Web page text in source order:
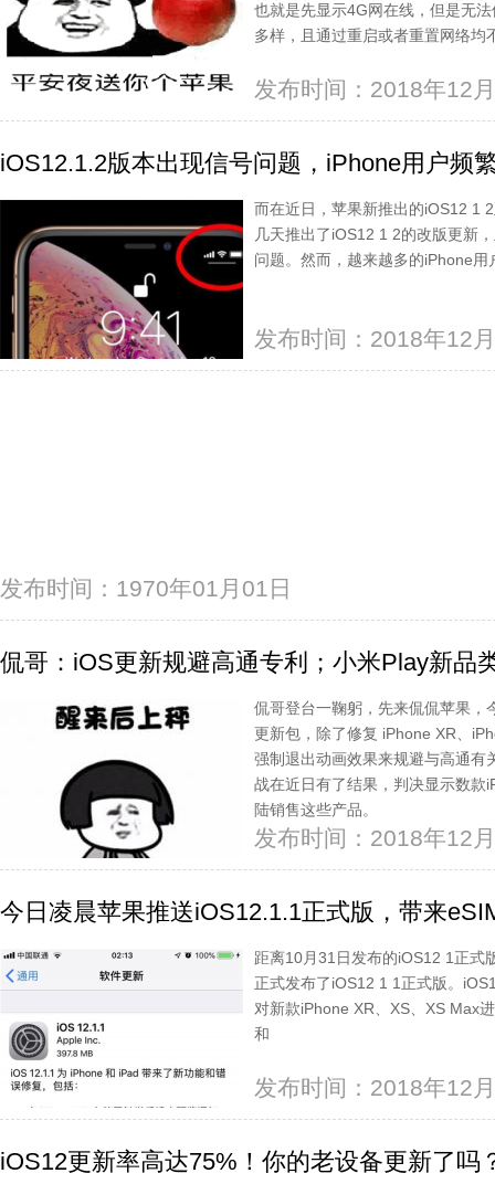
也就是先显示4G网在线，但是无
多样，且通过重启或者重置网络均
发布时间：2018年12
iOS12.1.2版本出现信号问题，iPhone用户频
而在近日，苹果新推出的iOS12 1
几天推出了iOS12 1 2的改版更新
问题。然而，越来越多的iPhone
发布时间：2018年12
发布时间：1970年01月01日
侃哥：iOS更新规避高通专利；小米Play新品
侃哥登台一鞠躬，先来侃侃苹果，
更新包，除了修复 iPhone XR、
强制退出动画效果来规避与高通有
战在近日有了结果，判决显示数款
陆销售这些产品。
发布时间：2018年12
今日凌晨苹果推送iOS12.1.1正式版，带来
距离10月31日发布的iOS12 1正式
正式发布了iOS12 1 1正式版。
对新款iPhone XR、XS、XS Max
和
发布时间：2018年12
iOS12更新率高达75%！你的老设备更新了吗